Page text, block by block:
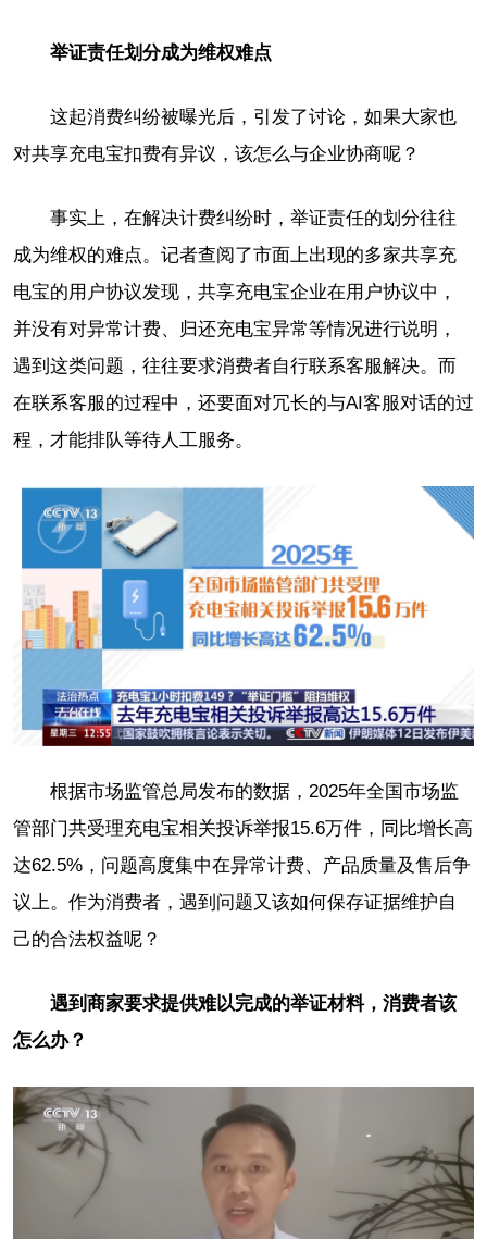
举证责任划分成为维权难点
这起消费纠纷被曝光后，引发了讨论，如果大家也
对共享充电宝扣费有异议，该怎么与企业协商呢？
事实上，在解决计费纠纷时，举证责任的划分往往
成为维权的难点。记者查阅了市面上出现的多家共享充
电宝的用户协议发现，共享充电宝企业在用户协议中，
并没有对异常计费、归还充电宝异常等情况进行说明，
遇到这类问题，往往要求消费者自行联系客服解决。而
在联系客服的过程中，还要面对冗长的与AI客服对话的过
程，才能排队等待人工服务。
根据市场监管总局发布的数据，2025年全国市场监
管部门共受理充电宝相关投诉举报15.6万件，同比增长高
达62.5%，问题高度集中在异常计费、产品质量及售后争
议上。作为消费者，遇到问题又该如何保存证据维护自
己的合法权益呢？
遇到商家要求提供难以完成的举证材料，消费者该
怎么办？